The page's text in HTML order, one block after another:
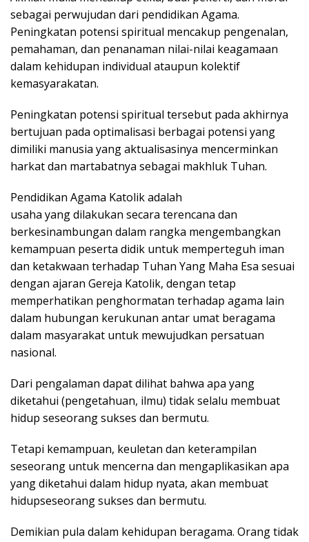
sebagai perwujudan dari pendidikan Agama.
Peningkatan potensi spiritual mencakup pengenalan,
pemahaman, dan penanaman nilai-nilai keagamaan
dalam kehidupan individual ataupun kolektif
kemasyarakatan.
Peningkatan potensi spiritual tersebut pada akhirnya
bertujuan pada optimalisasi berbagai potensi yang
dimiliki manusia yang aktualisasinya mencerminkan
harkat dan martabatnya sebagai makhluk Tuhan.
Pendidikan Agama Katolik adalah
usaha yang dilakukan secara terencana dan
berkesinambungan dalam rangka mengembangkan
kemampuan peserta didik untuk memperteguh iman
dan ketakwaan terhadap Tuhan Yang Maha Esa sesuai
dengan ajaran Gereja Katolik, dengan tetap
memperhatikan penghormatan terhadap agama lain
dalam hubungan kerukunan antar umat beragama
dalam masyarakat untuk mewujudkan persatuan
nasional.
Dari pengalaman dapat dilihat bahwa apa yang
diketahui (pengetahuan, ilmu) tidak selalu membuat
hidup seseorang sukses dan bermutu.
Tetapi kemampuan, keuletan dan keterampilan
seseorang untuk mencerna dan mengaplikasikan apa
yang diketahui dalam hidup nyata, akan membuat
hidupseseorang sukses dan bermutu.
Demikian pula dalam kehidupan beragama. Orang tidak